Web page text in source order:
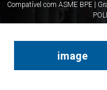
Compatível com ASME BPE |
image